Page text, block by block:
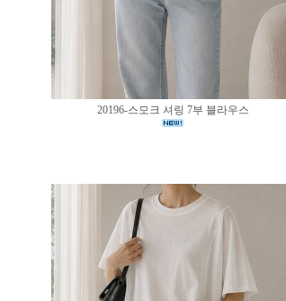
20196-스모크 셔링 7부 블라우스